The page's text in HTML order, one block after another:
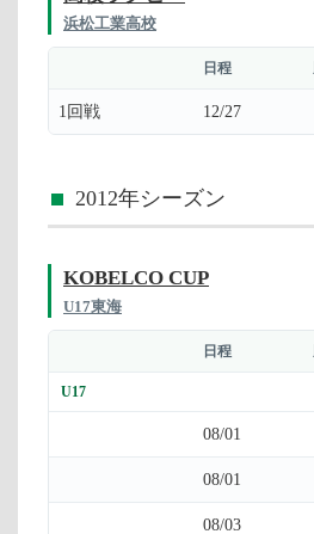
浜松工業高校
日程
1回戦 12/27
2012年シーズン
KOBELCO CUP
U17東海
日程
U17
08/01
08/01
08/03